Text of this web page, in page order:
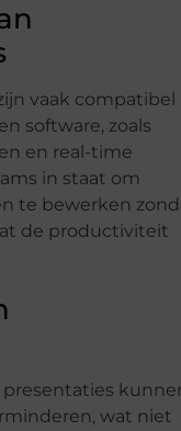
vaak compatibel
software, zoals
en real-time
in staat om
te bewerken
de productiviteit
presentaties
wat niet